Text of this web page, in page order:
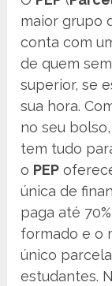
maior grupo
conta com
de quem
superior, se
sua hora.
no seu
tem tudo
o PEP
única de
paga até
formado e o
único
estudantes.